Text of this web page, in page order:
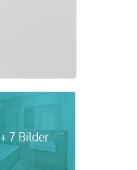
+ 7 Bilder